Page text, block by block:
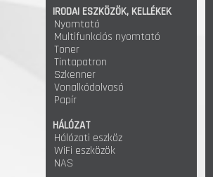
IRODAI ESZKÖZÖK, KELLÉKEK
Nyomtató
Multifunkciós nyomtató
Toner
Tintapatron
Szkenner
Vonalkódolvasó
Papír
HÁLÓZAT
Hálózati eszköz
WiFi eszközök
NAS